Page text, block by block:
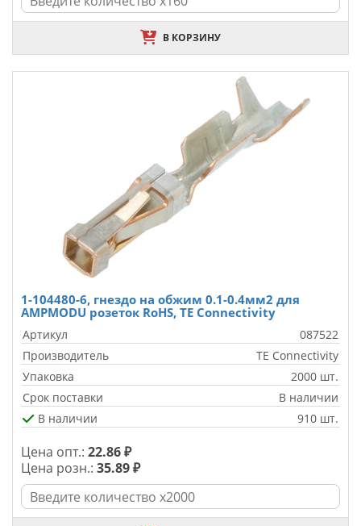
В КОРЗИНУ
1-104480-6, гнездо на обжим 0.1-0.4мм2 для
AMPMODU розеток RoHS, TE Connectivity
Артикул
087522
Производитель
TE Connectivity
Упаковка
2000 шт.
Срок поставки
В наличии
В наличии
910 шт.
Цена опт.: 22.86 ₽
Цена розн.: 35.89 ₽